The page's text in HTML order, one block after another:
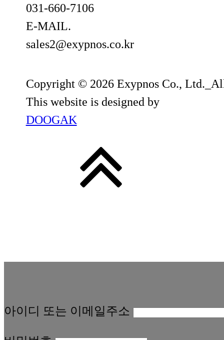
031-660-7106
E-MAIL.
sales2@exypnos.co.kr
Copyright © 2026 Exypnos Co.,
This website is designed by
DOOGAK
아이디 또는 이메일주소